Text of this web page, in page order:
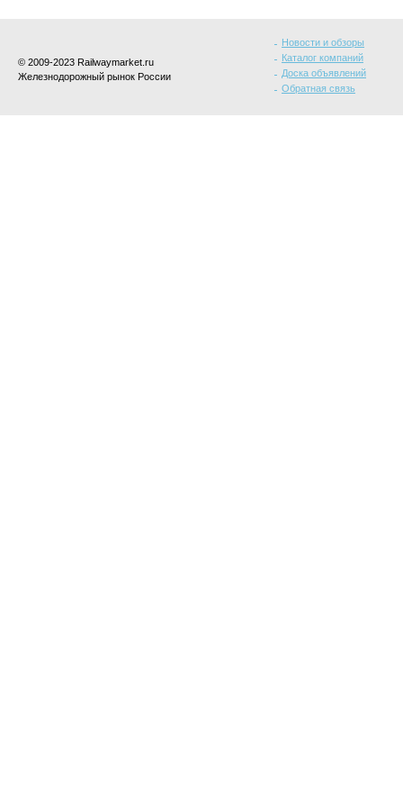
© 2009-2023 Railwaymarket.ru
Железнодорожный рынок России
Новости и обзоры
Каталог компаний
Доска объявлений
Обратная связь